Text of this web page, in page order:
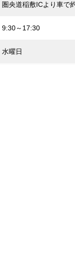
圏央道稲敷ICより車で
9:30～17:30
水曜日